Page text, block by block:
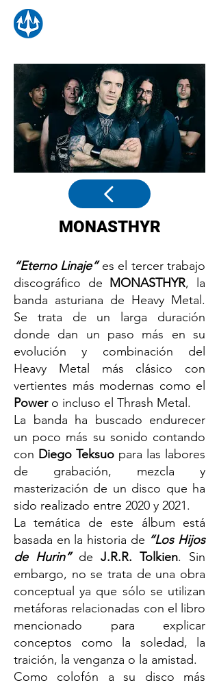
MONASTHYR
“Eterno Linaje”es el tercer trabajo
discográfico de MONASTHYR, la
banda asturiana de Heavy Metal.
Se trata de un larga duración
donde dan un paso más en su
evolución y combinación del
Heavy Metal más clásico con
vertientes más modernas como el
Powero incluso el Thrash Metal.
La banda ha buscado endurecer
un poco más su sonido contando
con Diego Teksuo para las labores
de grabación, mezcla y
masterización de un disco que ha
sido realizado entre 2020 y 2021.
La temática de este álbum está
basada en la historia de “Los Hijos
de Hurin” de J.R.R. Tolkien. Sin
embargo, no se trata de una obra
conceptual ya que sólo se utilizan
metáforas relacionadas con el libro
mencionado para explicar
conceptos como la soledad, la
traición, la venganza o la amistad.
Como colofón a su disco más